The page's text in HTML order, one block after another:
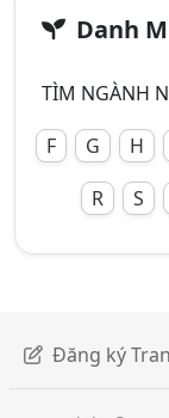
Danh
TÌM NGÀNH
F
G H
R
S
Đăng ký